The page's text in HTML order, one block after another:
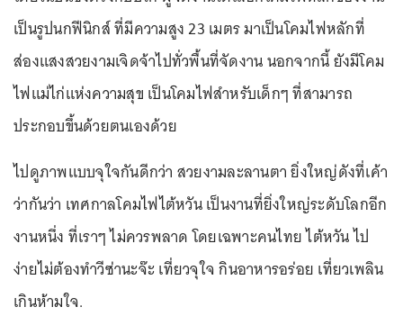
เป็นรูปนกฟีนิกส์ ที่มีความสูง 23 เมตร มาเป็นโคมไฟหลักที่
ส่องแสงสวยงามเจิดจ้าไปทั่วพื้นที่จัดงาน นอกจากนี้ ยังมีโคม
ไฟแม่ไก่แห่งความสุข เป็นโคมไฟสำหรับเด็กๆ ที่สามารถ
ประกอบขึ้นด้วยตนเองด้วย
ไปดูภาพแบบจุใจกันดีกว่า สวยงามละลานตา ยิ่งใหญ่ดังที่เค้า
ว่ากันว่า เทศกาลโคมไฟไต้หวัน เป็นงานที่ยิ่งใหญ่ระดับโลกอีก
งานหนึ่ง ที่เราๆ ไม่ควรพลาด โดยเฉพาะคนไทย ไต้หวัน ไป
ง่ายไม่ต้องทำวีซ่านะจ๊ะ เที่ยวจุใจ กินอาหารอร่อย เที่ยวเพลิน
เกินห้ามใจ.